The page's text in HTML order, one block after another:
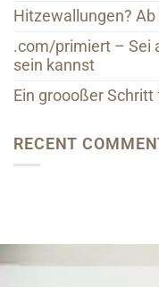
Hitzewallungen?
.com/primiert – Sei
sein kannst
Ein groooßer
RECENT